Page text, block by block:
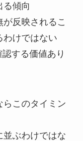
る傾向
反映されるこ
わけではない
認する価値あり
らこのタイミン
並ぶわけではな